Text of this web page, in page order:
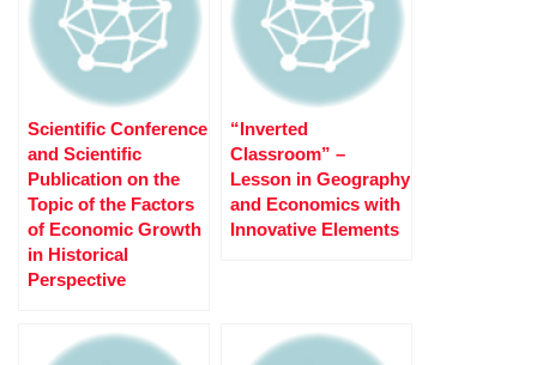
Scientific Conference
and Scientific
Publication on the
Topic of the Factors
of Economic Growth
in Historical
Perspective
“Inverted
Classroom” –
Lesson in Geography
and Economics with
Innovative Elements